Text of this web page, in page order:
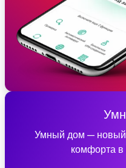
Умный дом — новый
комфорта